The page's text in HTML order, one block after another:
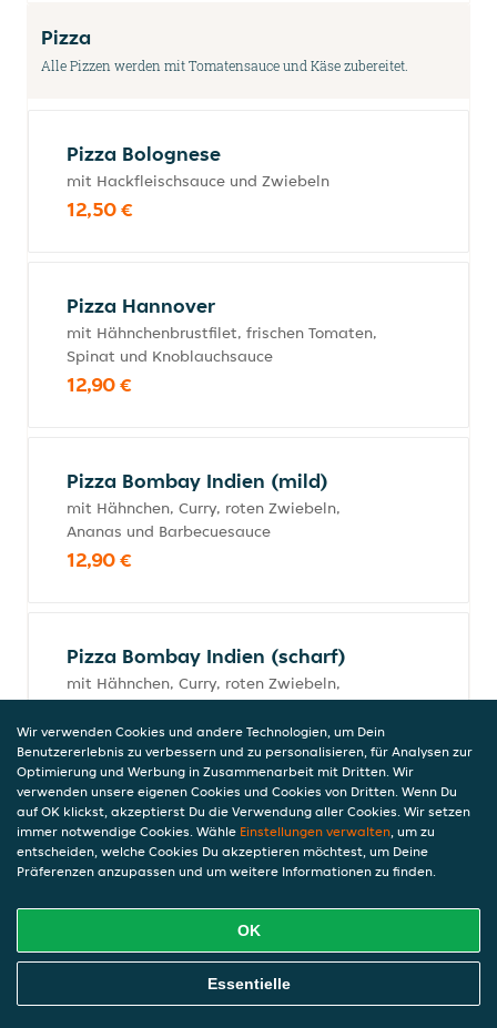
Pizza
Alle Pizzen werden mit Tomatensauce und Käse zubereitet.
Pizza Bolognese
mit Hackfleischsauce und Zwiebeln
12,50 €
Pizza Hannover
mit Hähnchenbrustfilet, frischen Tomaten,
Spinat und Knoblauchsauce
12,90 €
Pizza Bombay Indien (mild)
mit Hähnchen, Curry, roten Zwiebeln,
Ananas und Barbecuesauce
12,90 €
Pizza Bombay Indien (scharf)
mit Hähnchen, Curry, roten Zwiebeln,
Ananas und Barbecuesauce
12,90 €
Pizza Vegetaria
mit frischen Tomaten, frischen
Champignons, frischer Paprika, Spinat und
Broccoli
Online Essen Bestellen
Wir verwenden Cookies und andere Technologien, um Dein
Benutzererlebnis zu verbessern und zu personalisieren, für Analysen zur
Optimierung und Werbung in Zusammenarbeit mit Dritten. Wir
verwenden unsere eigenen Cookies und Cookies von Dritten. Wenn Du
auf OK klickst, akzeptierst Du die Verwendung aller Cookies. Wir setzen
immer notwendige Cookies. Wähle Einstellungen verwalten, um zu
entscheiden, welche Cookies Du akzeptieren möchtest, um Deine
Präferenzen anzupassen und um weitere Informationen zu finden.
OK
Essentielle